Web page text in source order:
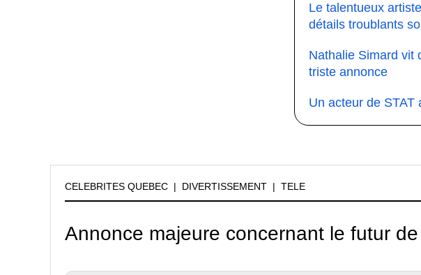
Le talentueux
détails troublants
Nathalie Simard vit
triste annonce
Un acteur de STAT
CELEBRITES QUEBEC | DIVERTISSEMENT | TELE
Annonce majeure concernant le futur